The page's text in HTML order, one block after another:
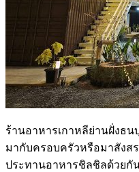
ร้านอาหารเกาหลีย่านฝั่งธน
มากับครอบครัวหรือมาสังส
ประทานอาหารชิลชิลด้วยกั